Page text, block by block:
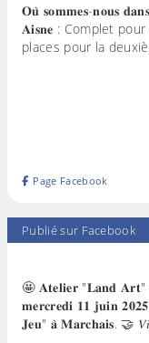
𝐎𝐮̀ 𝐬𝐨𝐦𝐦𝐞𝐬-𝐧𝐨𝐮𝐬 𝐝𝐚𝐧𝐬
𝐀𝐢𝐬𝐧𝐞 : Complet
places pour la
Page Facebook
Publié sur Facebook
🤩 𝐀𝐭𝐞𝐥𝐢𝐞𝐫 "𝐋𝐚𝐧𝐝
𝐦𝐞𝐫𝐜𝐫𝐞𝐝𝐢 𝟏𝟏 𝐣𝐮𝐢𝐧
𝐉𝐞𝐮" 𝐚̀ 𝐌𝐚𝐫𝐜𝐡𝐚𝐢𝐬. 🤝